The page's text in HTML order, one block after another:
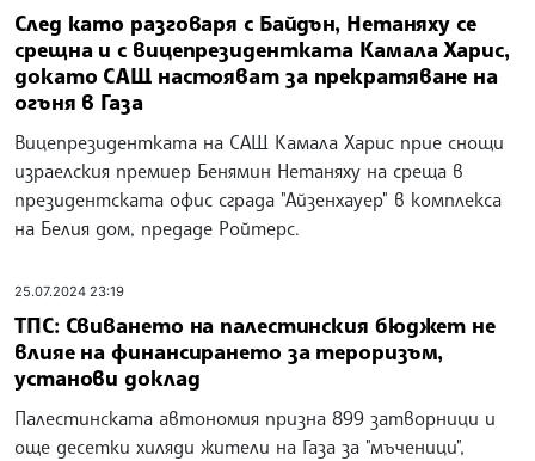
След като разговаря с Байдън, Нетаняху се
срещна и с вицепрезидентката Камала Харис,
докато САЩ настояват за прекратяване на
огъня в Газа
Вицепрезидентката на САЩ Камала Харис прие снощи
израелския премиер Бенямин Нетаняху на среща в
президентската офис сграда "Айзенхауер" в комплекса
на Белия дом, предаде Ройтерс.
25.07.2024 23:19
ТПС: Свиването на палестинския бюджет не
влияе на финансирането за тероризъм,
установи доклад
Палестинската автономия призна 899 затворници и
още десетки хиляди жители на Газа за "мъченици",